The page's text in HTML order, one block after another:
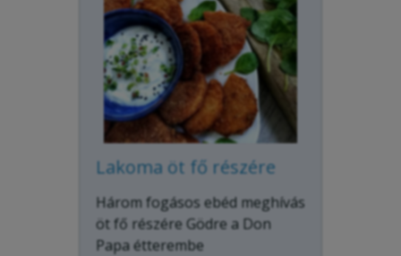
Lakoma öt fő részére
Három fogásos ebéd meghívás
öt fő részére Gödre a Don
Papa étterembe